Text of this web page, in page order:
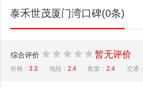
泰禾世茂厦门湾口碑(0条)
综合评价 暂无评价
价格： 3.3 地段： 2.4 配套： 2.4 交通：